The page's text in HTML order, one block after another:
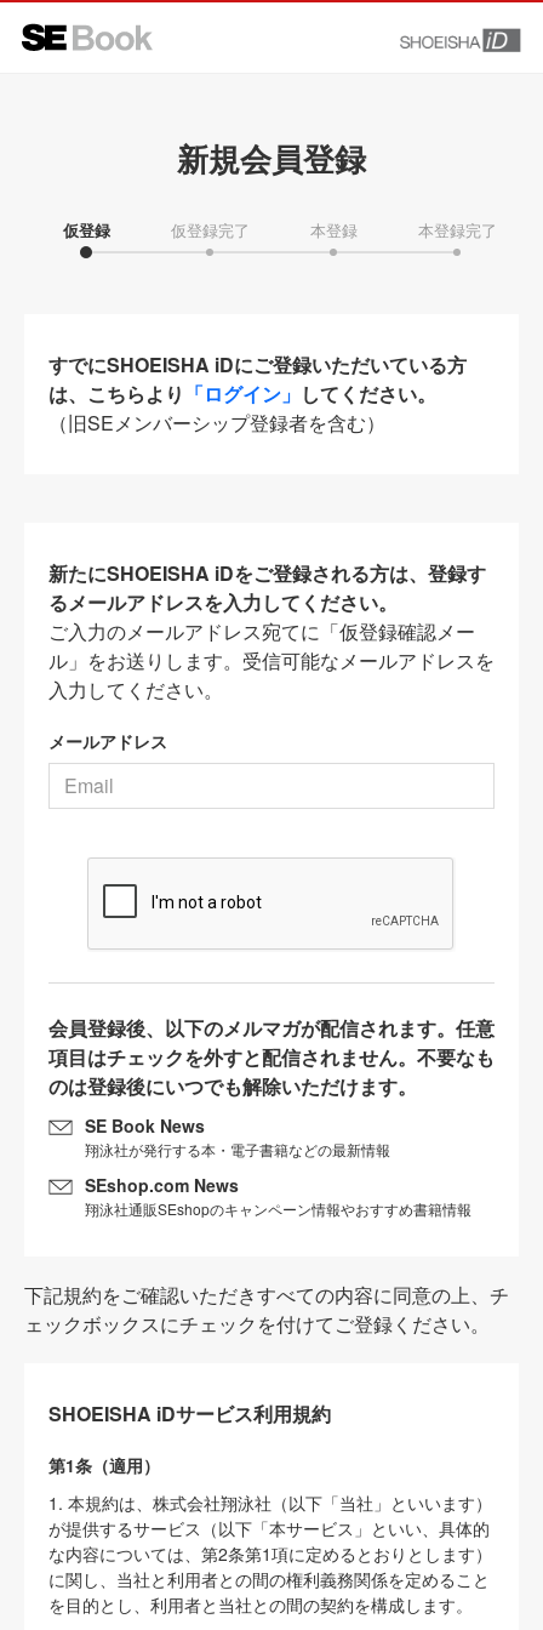
新規会員登録
仮登録 仮登録完了 本登録 本登録完了
すでにSHOEISHA iDにご登録いただいている方
は、こちらより 「ログイン」 してください。
（旧SEメンバーシップ登録者を含む）
新たにSHOEISHA iDをご登録される方は、登録す
るメールアドレスを入力してください。
ご入力のメールアドレス宛てに「仮登録確認メー
ル」をお送りします。受信可能なメールアドレスを
入力してください。
メールアドレス
会員登録後、以下のメルマガが配信されます。任意
項目はチェックを外すと配信されません。不要なも
のは登録後にいつでも解除いただけます。
SE Book News
翔泳社が発行する本・電子書籍などの最新情報
SEshop.com News
翔泳社通販SEshopのキャンペーン情報やおすすめ書籍情報
下記規約をご確認いただきすべての内容に同意の上、チ
ェックボックスにチェックを付けてご登録ください。
SHOEISHA iDサービス利用規約
第1条（適用）
1. 本規約は、株式会社翔泳社（以下「当社」といいます）
が提供するサービス（以下「本サービス」といい、具体的
な内容については、第2条第1項に定めるとおりとします）
に関し、当社と利用者との間の権利義務関係を定めること
を目的とし、利用者と当社との間の契約を構成します。